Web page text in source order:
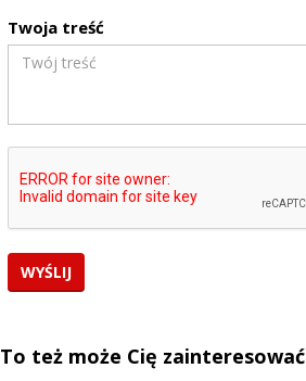
Twoja treść
To też może Cię zainteresować